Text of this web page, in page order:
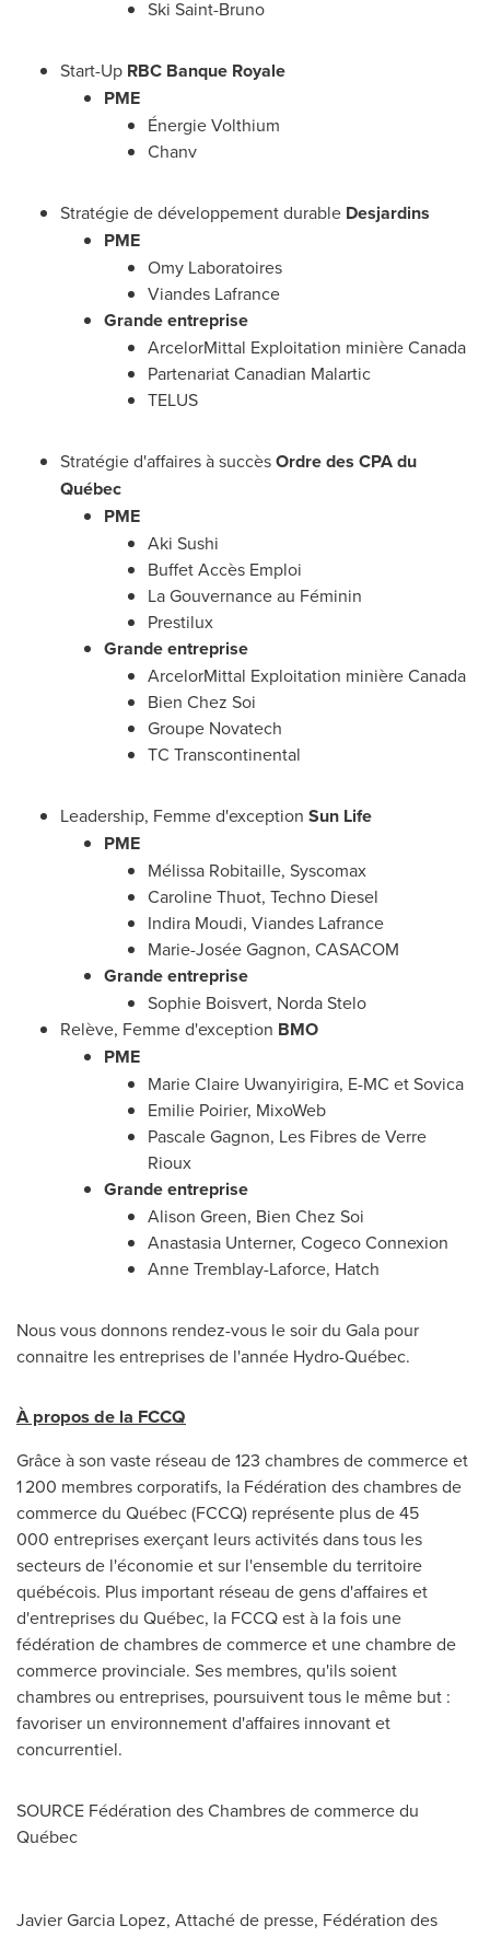
Ski Saint-Bruno
Start-Up RBC Banque Royale
PME
Énergie Volthium
Chanv
Stratégie de développement durable Desjardins
PME
Omy Laboratoires
Viandes Lafrance
Grande entreprise
ArcelorMittal Exploitation minièreCanada
Partenariat Canadian Malartic
TELUS
Stratégie d'affaires à succèsOrdre des CPA du
Québec
PME
Aki Sushi
Buffet Accès Emploi
La Gouvernance au Féminin
Prestilux
Grande entreprise
ArcelorMittal Exploitation minièreCanada
Bien Chez Soi
Groupe Novatech
TC Transcontinental
Leadership, Femme d'exception Sun Life
PME
Mélissa Robitaille, Syscomax
Caroline Thuot, Techno Diesel
Indira Moudi, Viandes Lafrance
Marie-Josée Gagnon, CASACOM
Grande entreprise
Sophie Boisvert, Norda Stelo
Relève, Femme d'exception BMO
PME
Marie Claire Uwanyirigira, E-MC et Sovica
Emilie Poirier, MixoWeb
Pascale Gagnon, Les Fibres deVerre
Rioux
Grande entreprise
Alison Green, Bien Chez Soi
Anastasia Unterner, Cogeco Connexion
Anne Tremblay-Laforce, Hatch
Nous vous donnons rendez-vous le soir du Gala pour
connaitre les entreprises de l'année Hydro-Québec.
À propos de la FCCQ
Grâce à son vaste réseau de 123 chambres de commerce et
1 200 membres corporatifs, la Fédération des chambres de
commerce du Québec (FCCQ) représente plus de 45
000 entreprises exerçant leurs activités dans tous les
secteurs de l'économie et sur l'ensemble du territoire
québécois. Plus important réseau de gens d'affaires et
d'entreprises du Québec, la FCCQ est à la fois une
fédération de chambres de commerce et une chambre de
commerce provinciale. Ses membres, qu'ils soient
chambres ou entreprises, poursuivent tous le même but :
favoriser un environnement d'affaires innovant et
concurrentiel.
SOURCE Fédération des Chambres de commerce du
Québec
Javier Garcia Lopez, Attaché de presse, Fédération des